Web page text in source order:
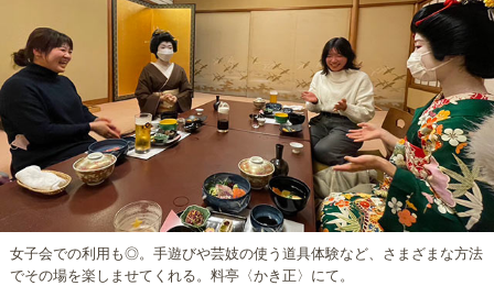
女子会での利用も◎。手遊びや芸妓の使う道具体験など、さまざまな方法
でその場を楽しませてくれる。料亭〈かき正〉にて。